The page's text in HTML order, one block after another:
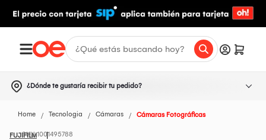
¿Dónde te gustaría recibir tu pedido?
Home Tecnologia Cámaras Cámaras Fotográficas
FUJIFILM1001495788